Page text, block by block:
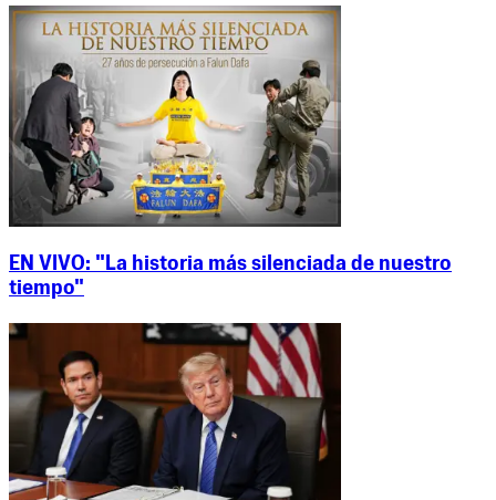
EN VIVO: "La historia más silenciada de nuestro
tiempo"